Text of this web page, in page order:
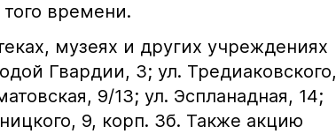
времени.
музеях и других учреждениях
Гвардии, 3; ул. Тредиаковского,
9/13; ул. Эспланадная, 14;
9, корп. 3б. Также акцию